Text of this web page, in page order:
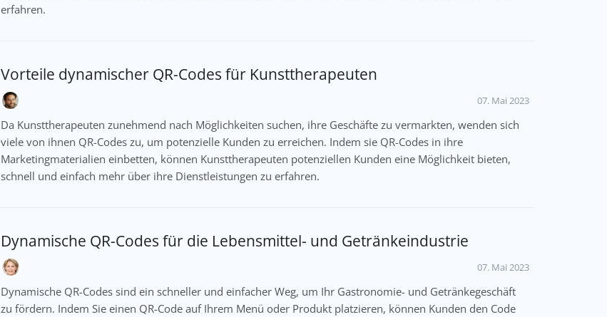
erfahren.
Vorteile dynamischer QR-Codes für Kunsttherapeuten
07. Mai 2023
Da Kunsttherapeuten zunehmend nach Möglichkeiten suchen, ihre Geschäfte zu vermarkten, wenden sich
viele von ihnen QR-Codes zu, um potenzielle Kunden zu erreichen. Indem sie QR-Codes in ihre
Marketingmaterialien einbetten, können Kunsttherapeuten potenziellen Kunden eine Möglichkeit bieten,
schnell und einfach mehr über ihre Dienstleistungen zu erfahren.
Dynamische QR-Codes für die Lebensmittel- und Getränkeindustrie
07. Mai 2023
Dynamische QR-Codes sind ein schneller und einfacher Weg, um Ihr Gastronomie- und Getränkegeschäft
zu fördern. Indem Sie einen QR-Code auf Ihrem Menü oder Produkt platzieren, können Kunden den Code